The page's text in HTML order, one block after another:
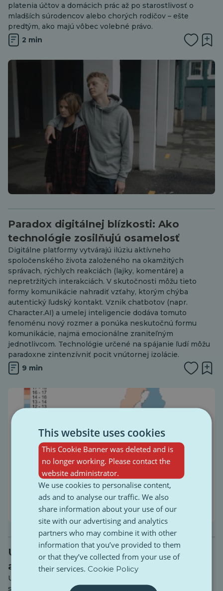
platenia účtov a domácich prác až po starostlivosť o
mladších súrodencov alebo chorých rodičov – ešte
predtým, ako majú vôbec volebné právo.
2 min
Paradox digitálnej blízkosti: Ako
technológie zosilňujú osamelosť
Digitálne platformy vytvárajú ilúziu aktívneho
spoločenského života založeného na okamžitých
správach, rýchlych reakciách (lajky, komentáre) a
nepretržitých interakciách. V skutočnosti môžu tieto
formy komunikácie nahradiť vzťahy, ktorým chýba
autentický ľudský kontakt. Vznik chatbotov (napr.
Character.AI) a umelej inteligencie dodáva tomuto
fenoménu nový rozmer a ponúka neskutočnú formu
komunikácie, najmä emocionálne zraniteľným
jednotlivcom. Technológie určené na spájanie ľudí môžu
paradoxne zintenzívniť pocit vnútornej izolácie.
9 min
UI a budúcnosť práce: Nahradenie
alebo premena
Umelá inteligencia sa často predstavuje ako mysliaci
stroj, ale v skutočnosti je oveľa bližšie k výkonnému
This website uses cookies
This Cookie Banner was deleted and is
no longer working. Please contact the
website administrator.
We use cookies to personalise content,
ads and to analyse our traffic. We also
share information about your use of our
site with our advertising and analytics
partners who may combine it with other
information that you’ve provided to them
or that they’ve collected from your use of
their services. Cookie Policy